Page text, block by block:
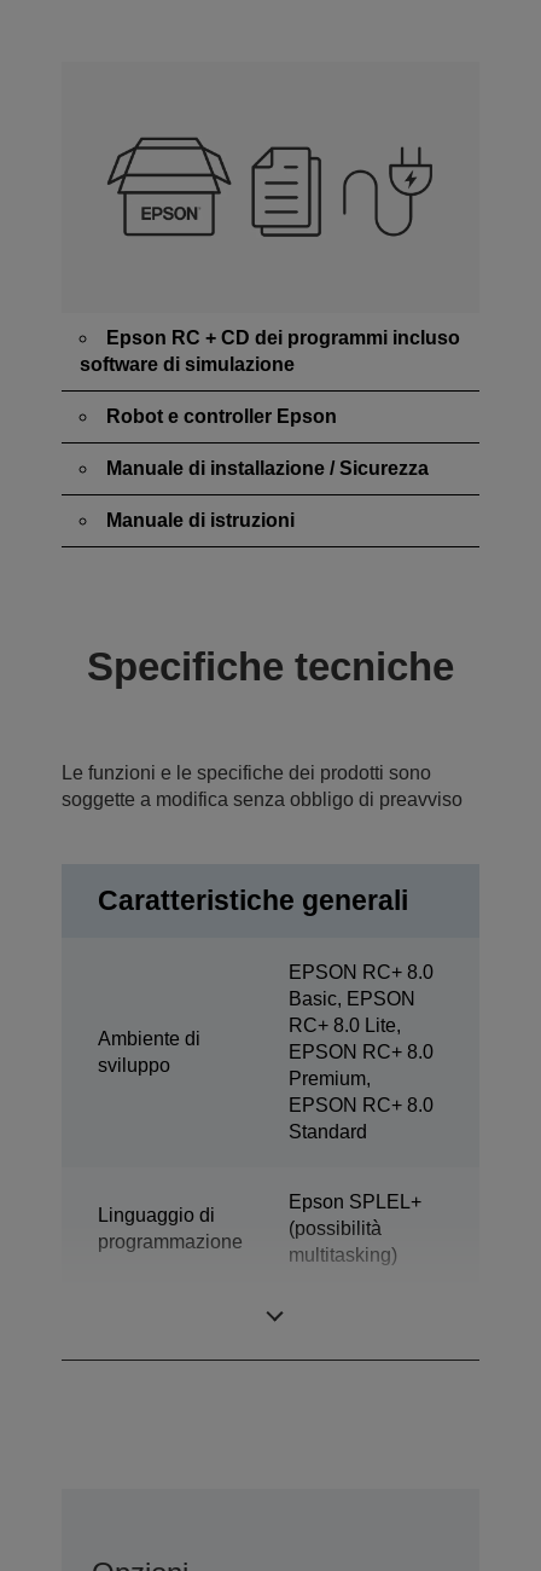
Epson RC + CD dei programmi incluso
software di simulazione
Robot e controller Epson
Manuale di installazione / Sicurezza
Manuale di istruzioni
Specifiche tecniche
Le funzioni e le specifiche dei prodotti sono
soggette a modifica senza obbligo di preavviso
Caratteristiche generali
Ambiente di
sviluppo
EPSON RC+ 8.0
Basic, EPSON
RC+ 8.0 Lite,
EPSON RC+ 8.0
Premium,
EPSON RC+ 8.0
Standard
Linguaggio di
programmazione
Epson SPLEL+
(possibilità
multitasking)